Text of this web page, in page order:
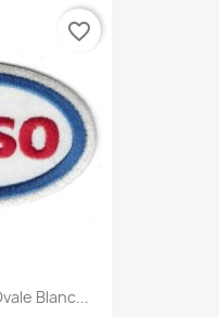
Blanc...
favorite_border